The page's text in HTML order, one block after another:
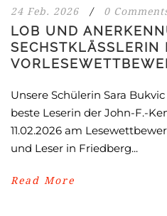
24 Feb. 2026 / 0
LOB UND
SECHSTKLÄSSLERIN
Unsere Schülerin Sara
beste Leserin der John-F.-
11.02.2026 am
und Leser in Friedberg...
Read More